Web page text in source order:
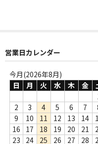
Webのみ no.1
Webのみ no.2
Webのみ no.4
売り切れ
営業日カレンダー
今月(2026年8月)
日
月 火 水 木 金
2
3 4 5 6 7
9
10 11 12 13 14
16
17 18 19 20 21
23
24 25 26 27 28